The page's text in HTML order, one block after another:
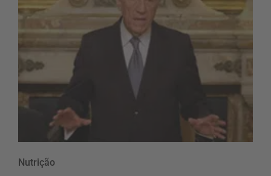
Nutrição